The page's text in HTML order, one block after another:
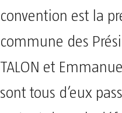
convention est la
commune des
TALON et
sont tous d’eux